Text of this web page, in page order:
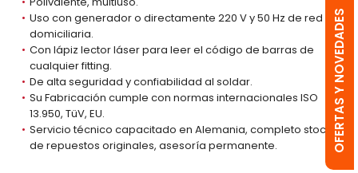
Uso con generador o directamente 220 V y 50 Hz de red
domiciliaria.
Con lápiz lector láser para leer el código de barras de
cualquier fitting.
De alta seguridad y confiabilidad al soldar.
Su Fabricación cumple con normas internacionales ISO
13.950, TüV, EU.
Servicio técnico capacitado en Alemania, completo stock
de repuestos originales, asesoría permanente.
OFERTAS Y NOVEDADES